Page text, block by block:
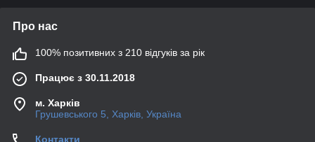
Про нас
100% позитивних з 210 відгуків за рік
Працює з 30.11.2018
м. Харків
Грушевського 5, Харків, Україна
Контакти